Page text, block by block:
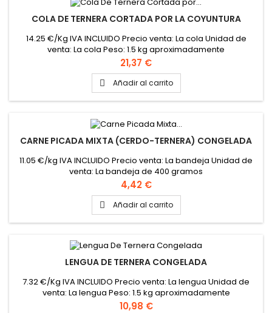
COLA DE TERNERA CORTADA POR LA COYUNTURA
14.25 €/Kg IVA INCLUIDO Precio venta: La cola Unidad de
venta: La cola Peso: 1.5 kg aproximadamente
Precio
21,37 €
 Añadir al carrito
CARNE PICADA MIXTA (CERDO-TERNERA) CONGELADA
11.05 €/kg IVA INCLUIDO Precio venta: La bandeja Unidad de
venta: La bandeja de 400 gramos
Precio
4,42 €
 Añadir al carrito
LENGUA DE TERNERA CONGELADA
7.32 €/Kg IVA INCLUIDO Precio venta: La lengua Unidad de
venta: La lengua Peso: 1.5 kg aproximadamente
Precio
10,98 €